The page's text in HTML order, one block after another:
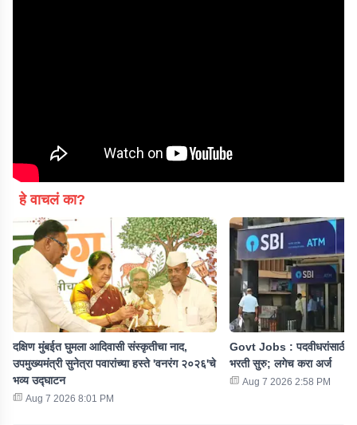
हे वाचलं का?
दक्षिण मुंबईत घुमला आदिवासी संस्कृतीचा नाद,
उपमुख्यमंत्री सुनेत्रा पवारांच्या हस्ते 'वनरंग २०२६'चे
भव्य उद्घाटन
Aug 7 2026 8:01 PM
Govt Jobs : पदवीधरांसाठी
भरती सुरु; लगेच करा अर्ज
Aug 7 2026 2:58 PM